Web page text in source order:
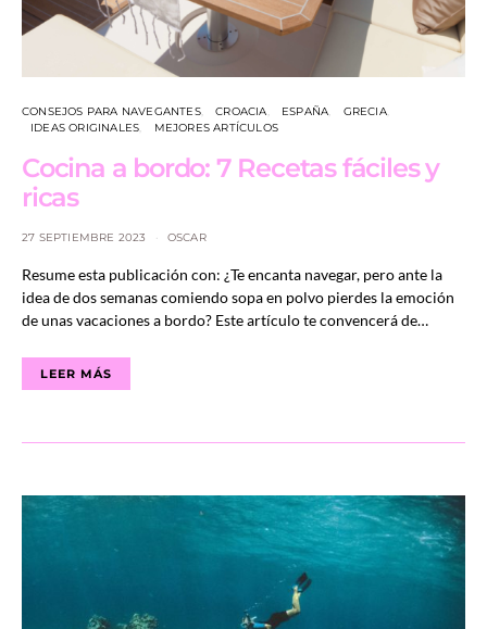
CONSEJOS PARA NAVEGANTES CROACIA ESPAÑA
GRECIA
IDEAS ORIGINALES
MEJORES ARTÍCULOS
Cocina a bordo: 7 Recetas fáciles y
ricas
27 SEPTIEMBRE 2023 OSCAR
Resume esta publicación con: ¿Te encanta navegar, pero ante la
idea de dos semanas comiendo sopa en polvo pierdes la emoción
de unas vacaciones a bordo? Este artículo te convencerá de…
LEER MÁS